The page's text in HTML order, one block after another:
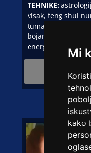
Mi
kako
TEHNIKE:
visak, feng shui
tumačenje snova,
bojama, anđeoske
energijama